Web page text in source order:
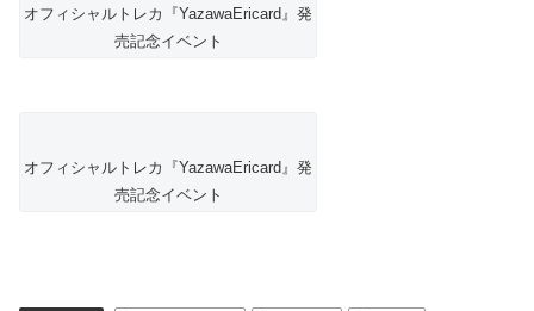
オフィシャルトレカ『YazawaEricard』発
売記念イベント
オフィシャルトレカ『YazawaEricard』発
売記念イベント